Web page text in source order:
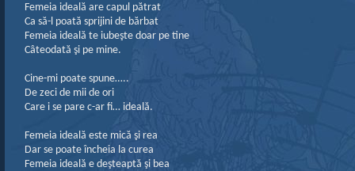
Femeia ideală are capul pătrat
Ca să-l poată sprijini de bărbat
Femeia ideală te iubeşte doar pe tine
Câteodată şi pe mine.
Cine-mi poate spune…..
De zeci de mii de ori
Care i se pare c-ar fi… ideală.
Femeia ideală este mică şi rea
Dar se poate încheia la curea
Femeia ideală e deşteaptă şi bea